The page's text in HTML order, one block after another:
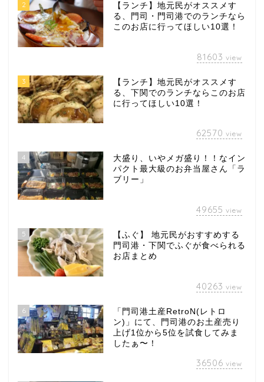
2
【ランチ】地元民がオススメす
る、門司・門司港でのランチなら
このお店に行ってほしい10選！
81603 view
3
【ランチ】地元民がオススメす
る、下関でのランチならこのお店
に行ってほしい10選！
62570 view
4
大盛り、いやメガ盛り！！なイン
パクト最大級のお弁当屋さん「ラ
ブリー」
49655 view
5
【ふぐ】 地元民がおすすめする
門司港・下関でふぐが食べられる
お店まとめ
40263 view
6
「門司港土産RetroN(レトロ
ン)」にて、門司港のお土産売り
上げ1位から5位を試食してみま
したぁ〜！
36506 view